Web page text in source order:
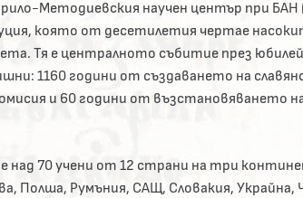
Методиевския научен център при
която от десетилетия чертае
Тя е централното събитие през
1160 години от създаването на
и 60 години от възстановяването
70 учени от 12 страни на три
Полша, Румъния, САЩ, Словакия, Украйна,